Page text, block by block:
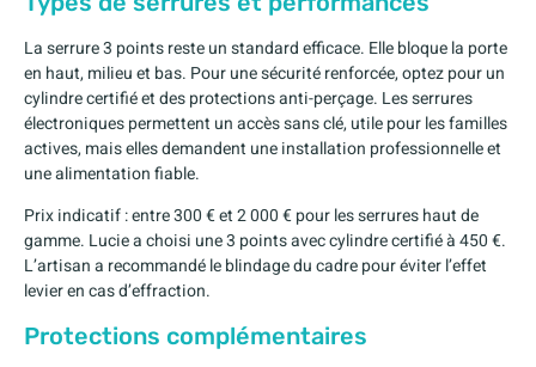
La serrure 3 points reste un standard efficace. Elle bloque la porte
en haut, milieu et bas. Pour une sécurité renforcée, optez pour un
cylindre certifié et des protections anti-perçage. Les serrures
électroniques permettent un accès sans clé, utile pour les familles
actives, mais elles demandent une installation professionnelle et
une alimentation fiable.
Prix indicatif : entre 300 € et 2 000 € pour les serrures haut de
gamme. Lucie a choisi une 3 points avec cylindre certifié à 450 €.
L’artisan a recommandé le blindage du cadre pour éviter l’effet
levier en cas d’effraction.
Protections complémentaires